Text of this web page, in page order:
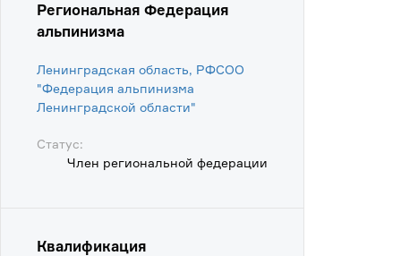
Региональная Федерация
альпинизма
Ленинградская область, РФСОО
"Федерация альпинизма
Ленинградской области"
Статус:
Член региональной федерации
Квалификация